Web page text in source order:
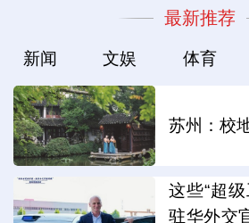
最新推荐
新闻 文娱 体育
苏州：校
这些“超
驻华外交